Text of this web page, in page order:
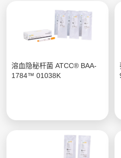
溶血隐秘杆菌 ATCC® BAA-
1784™ 01038K